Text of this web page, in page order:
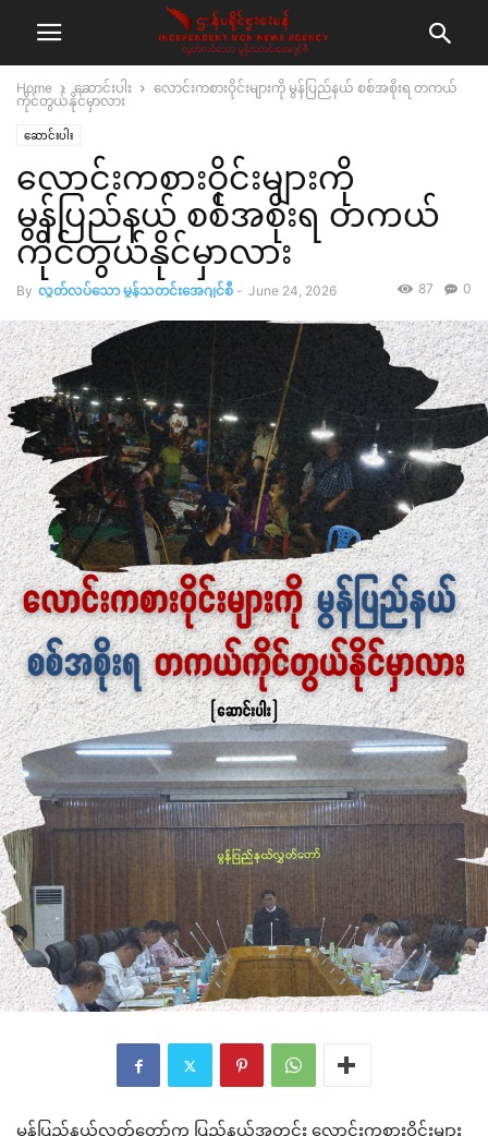
Home ဆောင်းပါး
လောင်းကစားဝိုင်းများကို မွန်ပြည်နယ် စစ်အစိုးရ တကယ်
ကိုင်တွယ်နိုင်မှာလား
ဆောင်းပါး
လောင်းကစားဝိုင်းများကို
မွန်ပြည်နယ် စစ်အစိုးရ တကယ်
ကိုင်တွယ်နိုင်မှာလား
By လွတ်လပ်သော မွန်သတင်းအေဂျင်စီ - June 24, 2026 0
87
မွန်ပြည်နယ်လွှတ်တော်က ပြည်နယ်အတွင်း လောင်းကစားဝိုင်းများ